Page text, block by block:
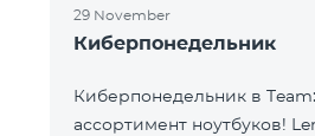
29 November
Киберпонедельник
Киберпонедельник в
ассортимент ноутбуков!